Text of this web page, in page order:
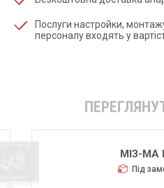
Послуги настройки,
персоналу входять у
МІЗ-МА
Під